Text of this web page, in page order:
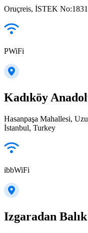
Oruçreis, İSTEK
PWiFi
Kadıköy
Hasanpaşa Mahallesi,
İstanbul, Turkey
ibbWiFi
Izgaradan